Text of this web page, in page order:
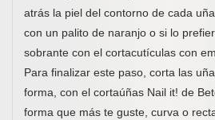
atrás la piel del contorno de cada
con un palito de naranjo o si lo
sobrante con el cortacutículas con
Para finalizar este paso, corta las
forma, con el cortaúñas Nail it! de
forma que más te guste, curva o